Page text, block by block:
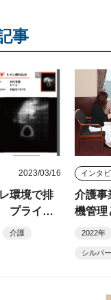
事
2023/03/16
環境で排
プライバ
守り機器
介護
介護事
機管理
2022年
シルバ